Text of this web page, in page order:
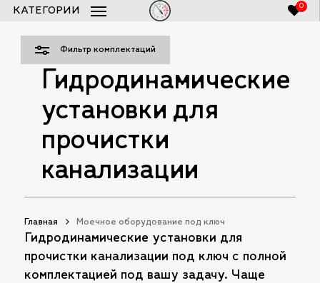
Skip
content
0
КАТЕГОРИИ
Список заказов 250bar.ru
Гидродинамические
установки для
прочистки
канализации
Главная Моечное оборудование под ключ
Фильтр комплектаций
Гидродинамические установки для
прочистки канализации под ключ с полной
комплектацией под вашу задачу. Чаще